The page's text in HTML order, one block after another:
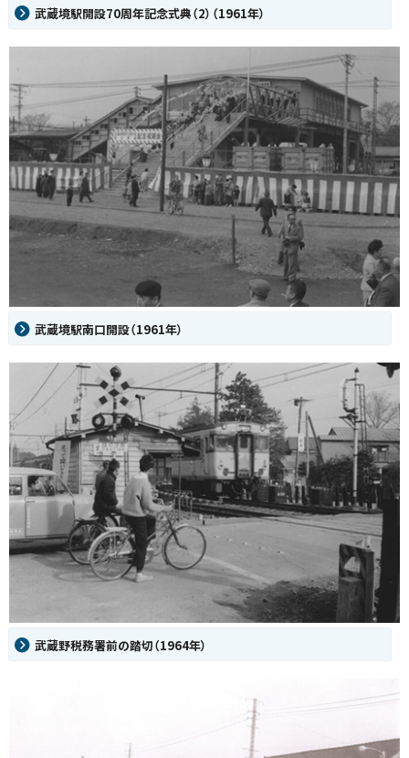
武蔵境駅開設70周年記念式典（2）（1961年）
武蔵境駅南口開設（1961年）
武蔵野税務署前の踏切（1964年）